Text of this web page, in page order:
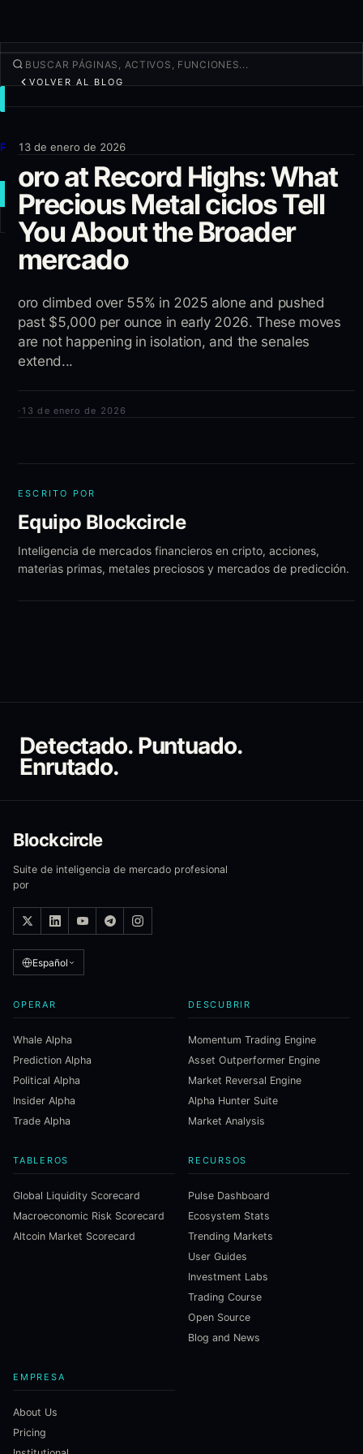
Productos
NUEVA OPERACIÓN
Iniciar sesión REGÍSTRATE
VOLVER AL BLOG
13 de enero de 2026
oro at Record Highs: What
Precious Metal ciclos Tell
You About the Broader
mercado
oro climbed over 55% in 2025 alone and pushed
past $5,000 per ounce in early 2026. These moves
are not happening in isolation, and the senales
extend...
· 13 de enero de 2026
ESCRITO POR
Equipo Blockcircle
Inteligencia de mercados financieros en cripto, acciones,
materias primas, metales preciosos y mercados de predicción.
Detectado. Puntuado.
Enrutado.
Blockcircle
Suite de inteligencia de mercado profesional
por
Español
OPERAR
Whale Alpha
Prediction Alpha
Political Alpha
Insider Alpha
Trade Alpha
DESCUBRIR
Momentum Trading Engine
Asset Outperformer Engine
Market Reversal Engine
Alpha Hunter Suite
Market Analysis
TABLEROS
Global Liquidity Scorecard
Macroeconomic Risk Scorecard
Altcoin Market Scorecard
RECURSOS
Pulse Dashboard
Ecosystem Stats
Trending Markets
User Guides
Investment Labs
Trading Course
Open Source
Blog and News
EMPRESA
About Us
Pricing